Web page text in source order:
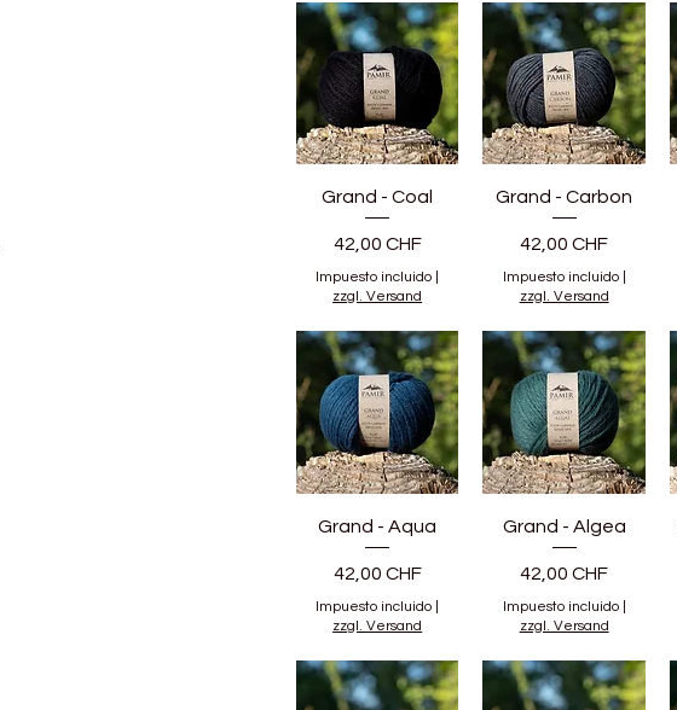
Grand - Coal
Precio
42,00 CHF
Impuesto incluido
zzgl. Versand
Grand - Carbon
Precio
42,00 CHF
Impuesto incluido|
zzgl. Versand
Grand - Aqua
Precio
42,00 CHF
Impuesto incluido
zzgl. Versand
Grand - Algea
Precio
42,00 CHF
Impuesto incluido|
zzgl. Versand